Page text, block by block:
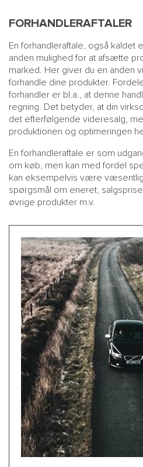
FORHANDLERAFTALER
En forhandleraftale, også kaldet
anden mulighed for at afsætte
marked. Her giver du en anden
forhandle dine produkter.
forhandler er bl.a., at denne
regning. Det betyder, at din
det efterfølgende videresalg,
produktionen og optimeringen
En forhandleraftale er som
om køb, men kan med fordel
kan eksempelvis være
spørgsmål om eneret,
øvrige produkter m.v.